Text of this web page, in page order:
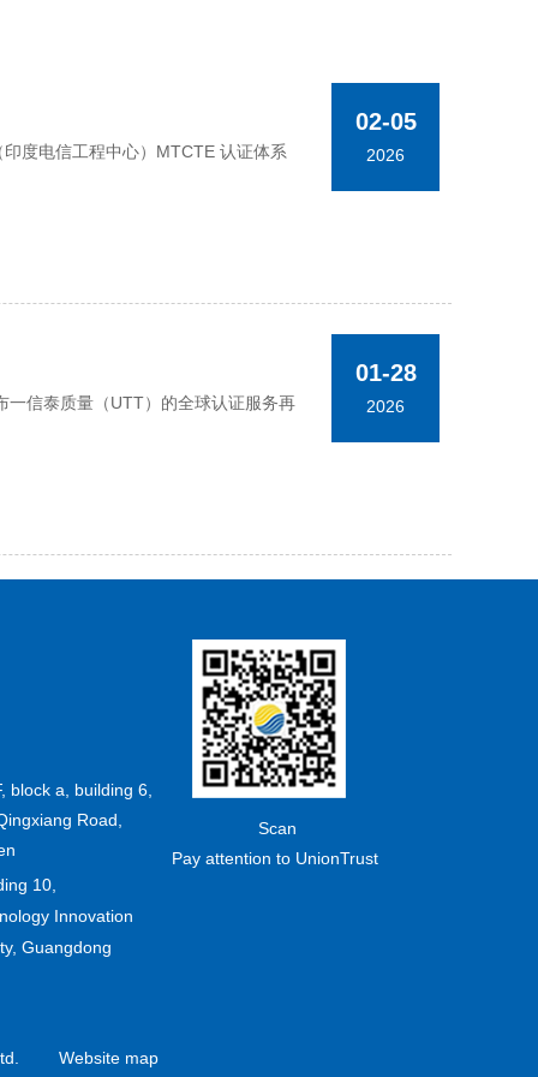
度电信工程中心）MTCTE 认证体系
02-05
2026
一信泰质量（UTT）的全球认证服务再
01-28
2026
block a, building 6,
Road,
10,
Innovation
Guangdong
Scan
Pay attention to UnionTrust
Website map